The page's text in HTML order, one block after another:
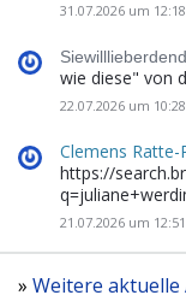
31.07.2026 um 12:18
wie diese" von
22.07.2026 um 10:28
Clemens Ratte-
https://
21.07.2026 um 12:51
» Weitere